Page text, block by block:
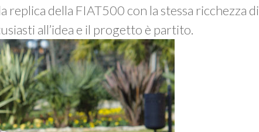
replica della FIAT500 con la stessa ricchezza di
all’idea e il progetto è partito.